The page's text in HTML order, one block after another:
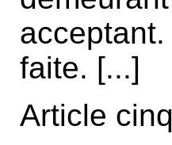
faite. [...]
Article